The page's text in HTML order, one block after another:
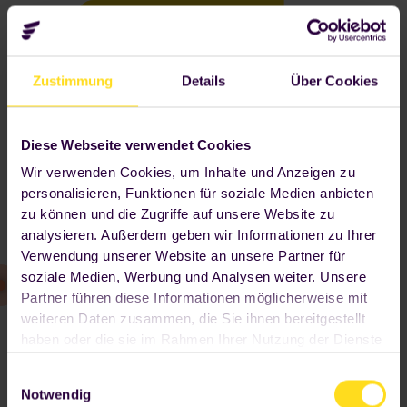
Zustimmung Details Über Cookies
Diese Webseite verwendet Cookies
Wir verwenden Cookies, um Inhalte und Anzeigen zu
personalisieren, Funktionen für soziale Medien anbieten
zu können und die Zugriffe auf unsere Website zu
analysieren. Außerdem geben wir Informationen zu Ihrer
Verwendung unserer Website an unsere Partner für
soziale Medien, Werbung und Analysen weiter. Unsere
Partner führen diese Informationen möglicherweise mit
weiteren Daten zusammen, die Sie ihnen bereitgestellt
haben oder die sie im Rahmen Ihrer Nutzung der Dienste
hiermit einverstanden. Ihre Einwilligung umfasst alle
vorausgewählten beziehungsweise von Ihnen
Notwendig